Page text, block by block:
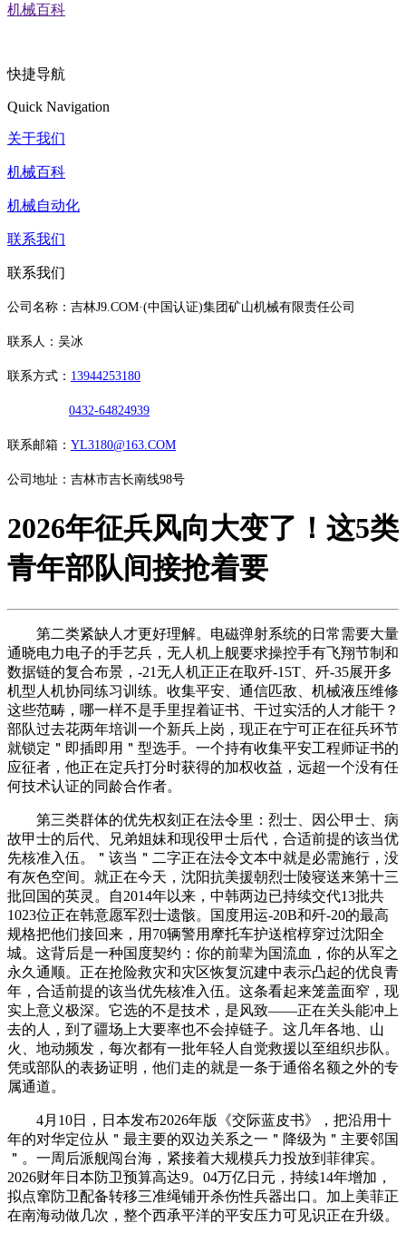
机械百科
快捷导航
Quick Navigation
关于我们
机械百科
机械自动化
联系我们
联系我们
公司名称：吉林J9.COM·(中国认证)集团矿山机械有限责任公司
联系人：吴冰
联系方式： 13944253180
0432-64824939
联系邮箱： YL3180@163.COM
公司地址：吉林市吉长南线98号
2026年征兵风向大变了！这5类
青年部队间接抢着要
第二类紧缺人才更好理解。电磁弹射系统的日常需要大量
通晓电力电子的手艺兵，无人机上舰要求操控手有飞翔节制和
数据链的复合布景，-21无人机正正在取歼-15T、歼-35展开多
机型人机协同练习训练。收集平安、通信匹敌、机械液压维修
这些范畴，哪一样不是手里捏着证书、干过实活的人才能干？
部队过去花两年培训一个新兵上岗，现正在宁可正在征兵环节
就锁定＂即插即用＂型选手。一个持有收集平安工程师证书的
应征者，他正在定兵打分时获得的加权收益，远超一个没有任
何技术认证的同龄合作者。
第三类群体的优先权刻正在法令里：烈士、因公甲士、病
故甲士的后代、兄弟姐妹和现役甲士后代，合适前提的该当优
先核准入伍。＂该当＂二字正在法令文本中就是必需施行，没
有灰色空间。就正在今天，沈阳抗美援朝烈士陵寝送来第十三
批回国的英灵。自2014年以来，中韩两边已持续交代13批共
1023位正在韩意愿军烈士遗骸。国度用运-20B和歼-20的最高
规格把他们接回来，用70辆警用摩托车护送棺椁穿过沈阳全
城。这背后是一种国度契约：你的前辈为国流血，你的从军之
永久通顺。正在抢险救灾和灾区恢复沉建中表示凸起的优良青
年，合适前提的该当优先核准入伍。这条看起来笼盖面窄，现
实上意义极深。它选的不是技术，是风致——正在关头能冲上
去的人，到了疆场上大要率也不会掉链子。这几年各地、山
火、地动频发，每次都有一批年轻人自觉救援以至组织步队。
凭或部队的表扬证明，他们走的就是一条于通俗名额之外的专
属通道。
4月10日，日本发布2026年版《交际蓝皮书》，把沿用十
年的对华定位从＂最主要的双边关系之一＂降级为＂主要邻国
＂。一周后派舰闯台海，紧接着大规模兵力投放到菲律宾。
2026财年日本防卫预算高达9。04万亿日元，持续14年增加，
拟点窜防卫配备转移三准绳铺开杀伤性兵器出口。加上美菲正
在南海动做几次，整个西承平洋的平安压力可见识正在升级。